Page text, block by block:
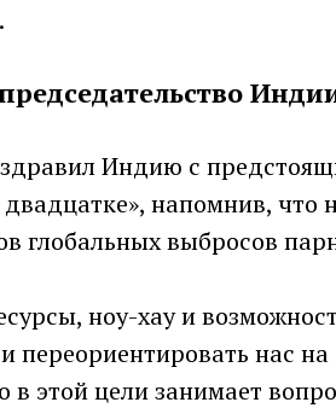
Индию с
напомнив, что
глобальных выбросов
ноу-хау и
переориентировать нас
в этой цели занимает